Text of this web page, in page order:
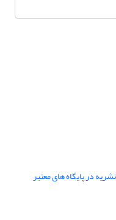
در پایگاه های معتبر